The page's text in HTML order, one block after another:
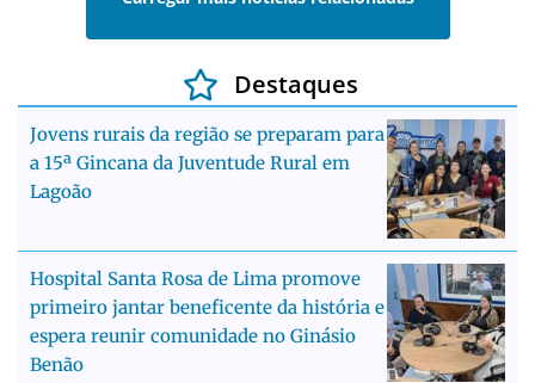
Destaques
Jovens rurais da região se preparam para
a 15ª Gincana da Juventude Rural em
Lagoão
Hospital Santa Rosa de Lima promove
primeiro jantar beneficente da história e
espera reunir comunidade no Ginásio
Benão